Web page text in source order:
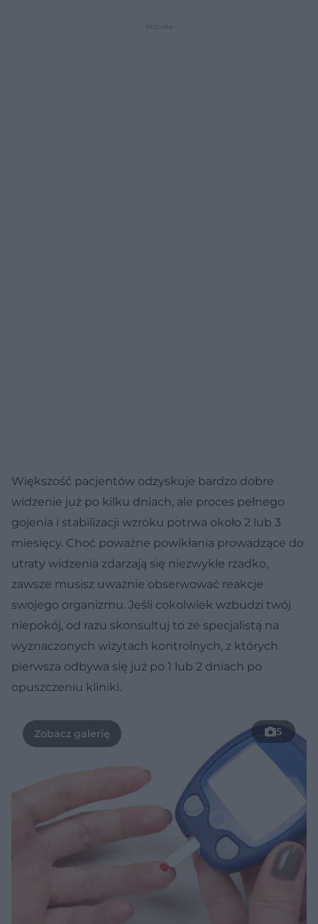
Większość pacjentów odzyskuje bardzo dobre
widzenie już po kilku dniach, ale proces pełnego
gojenia i stabilizacji wzroku potrwa około 2 lub 3
miesięcy. Choć poważne powikłania prowadzące do
utraty widzenia zdarzają się niezwykle rzadko,
zawsze musisz uważnie obserwować reakcje
swojego organizmu. Jeśli cokolwiek wzbudzi twój
niepokój, od razu skonsultuj to ze specjalistą na
wyznaczonych wizytach kontrolnych, z których
pierwsza odbywa się już po 1 lub 2 dniach po
opuszczeniu kliniki.
5